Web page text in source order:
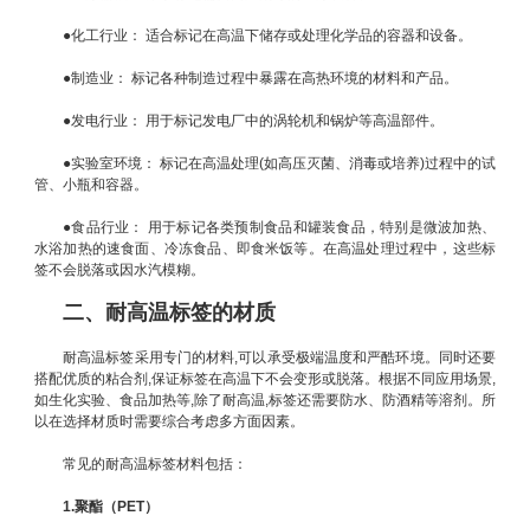
●化工行业： 适合标记在高温下储存或处理化学品的容器和设备。
●制造业： 标记各种制造过程中暴露在高热环境的材料和产品。
●发电行业： 用于标记发电厂中的涡轮机和锅炉等高温部件。
●实验室环境： 标记在高温处理(如高压灭菌、消毒或培养)过程中的试
管、小瓶和容器。
●食品行业： 用于标记各类预制食品和罐装食品，特别是微波加热、
水浴加热的速食面、冷冻食品、即食米饭等。在高温处理过程中，这些标
签不会脱落或因水汽模糊。
二、耐高温标签的材质
耐高温标签采用专门的材料,可以承受极端温度和严酷环境。同时还要
搭配优质的粘合剂,保证标签在高温下不会变形或脱落。根据不同应用场景,
如生化实验、食品加热等,除了耐高温,标签还需要防水、防酒精等溶剂。所
以在选择材质时需要综合考虑多方面因素。
常见的耐高温标签材料包括：
1.聚酯（PET）